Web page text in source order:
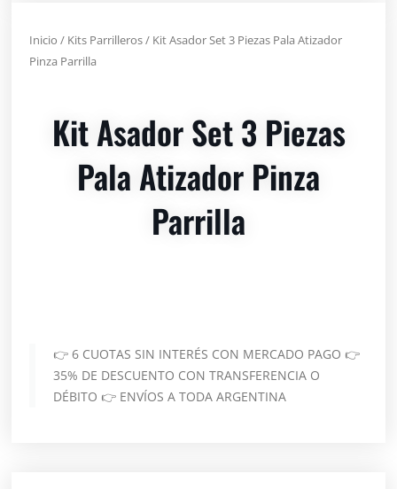
Inicio / Kits Parrilleros/ Kit Asador Set 3 Piezas Pala Atizador
Pinza Parrilla
Kit Asador Set 3 Piezas
Pala Atizador Pinza
Parrilla
👉 6 CUOTAS SIN INTERÉS CON MERCADO PAGO 👉
35% DE DESCUENTO CON TRANSFERENCIA O
DÉBITO 👉 ENVÍOS A TODA ARGENTINA